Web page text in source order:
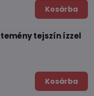
Kosárba
tejszín ízzel
Kosárba